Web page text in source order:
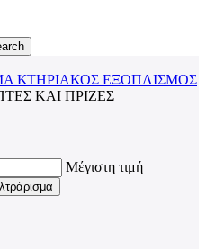
ΚΤΗΡΙΑΚΌΣ ΕΞΟΠΛΙΣΜΌΣ
ΚΑΙ ΠΡΊΖΕΣ
Μέγιστη τιμή